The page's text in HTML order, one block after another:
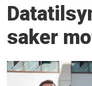
saker